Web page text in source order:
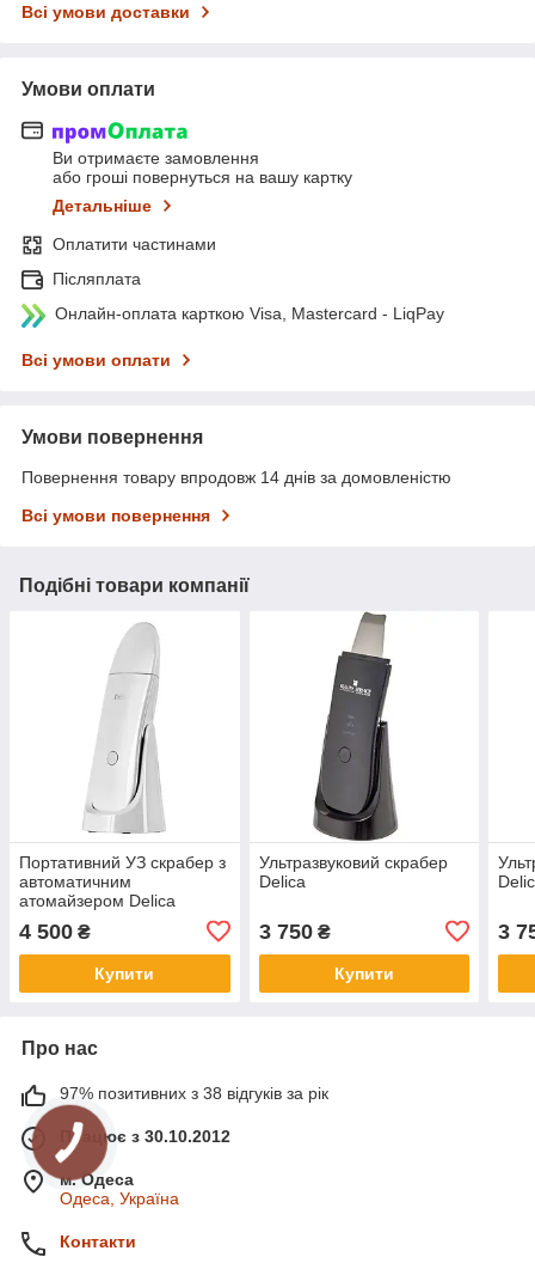
Всі умови доставки
Умови оплати
Ви отримаєте замовлення
або гроші повернуться на вашу картку
Детальніше
Оплатити частинами
Післяплата
Онлайн-оплата карткою Visa, Mastercard - LiqPay
Всі умови оплати
Умови повернення
Повернення товару впродовж 14 днів за домовленістю
Всі умови повернення
Подібні товари компанії
Портативний УЗ скрабер з
автоматичним
атомайзером Delica
4 500 ₴
Купити
Ультразвуковий скрабер
Delica
3 750₴
Купити
3
Про нас
97% позитивних з 38 відгуків за рік
Працює з 30.10.2012
м. Одеса
Одеса, Україна
Контакти